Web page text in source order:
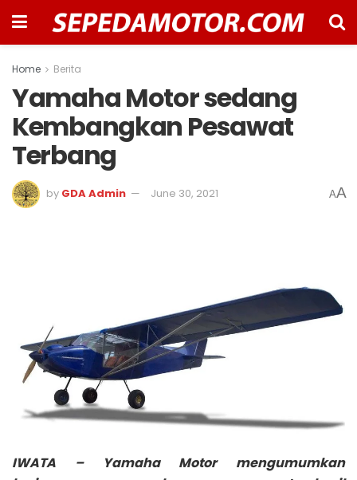
Home Berita
Yamaha Motor sedang
Kembangkan Pesawat
Terbang
by GDA Admin June 30, 2021 AA
IWATA – Yamaha Motor mengumumkan